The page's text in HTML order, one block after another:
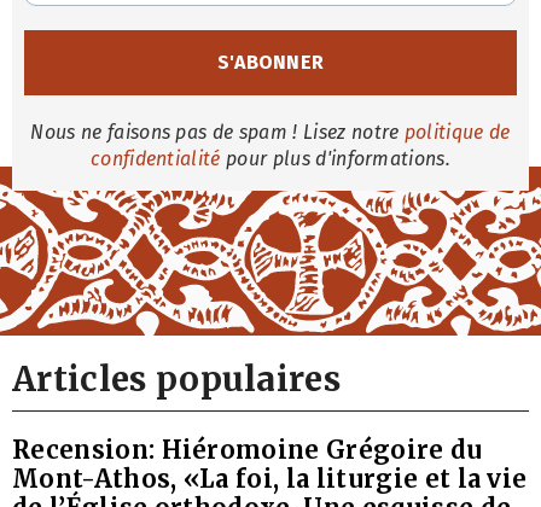
Nous ne faisons pas de spam ! Lisez notre politique de
confidentialité pour plus d'informations.
Articles populaires
Recension: Hiéromoine Grégoire du
Mont-Athos, «La foi, la liturgie et la vie